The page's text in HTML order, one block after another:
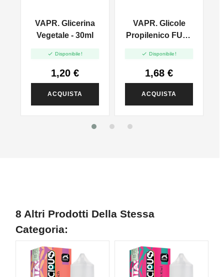
VAPR. Glicerina
Vegetale - 30ml
 Disponibile!
1,20 €
ACQUISTA
VAPR. Glicole
Propilenico FULL
 Disponibile!
1,68 €
ACQUISTA
8 Altri Prodotti Della Stessa
Categoria:
NON DISPONIBILE